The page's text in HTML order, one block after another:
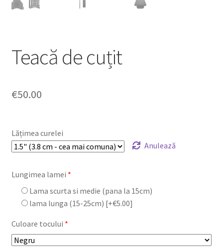
Teacă de cuțit
€50.00
Lățimea curelei
Anulează
Lungimea lamei *
Lama scurta si medie (pana la 15cm)
lama lunga (15-25cm) [+€5.00]
Culoare tocului *